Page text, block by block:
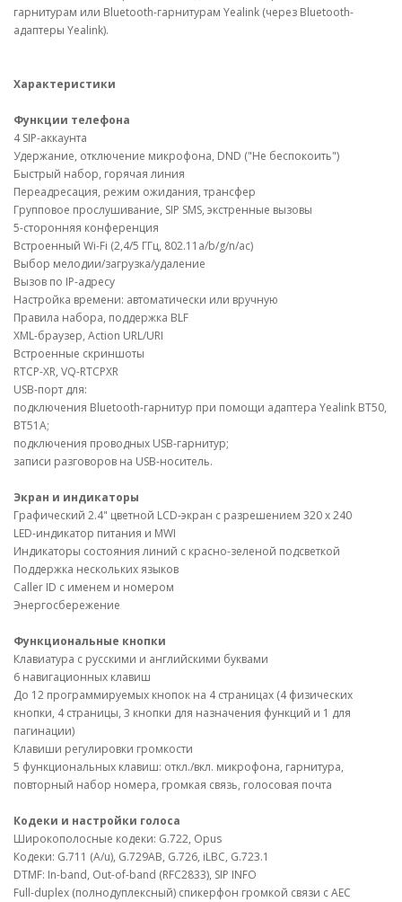
гарнитурам или Bluetooth-гарнитурам Yealink (через Bluetooth-
адаптеры Yealink).
Характеристики
Функции телефона
4 SIP-аккаунта
Удержание, отключение микрофона, DND ("Не беспокоить")
Быстрый набор, горячая линия
Переадресация, режим ожидания, трансфер
Групповое прослушивание, SIP SMS, экстренные вызовы
5-сторонняя конференция
Встроенный Wi-Fi (2,4/5 ГГц, 802.11a/b/g/n/ac)
Выбор мелодии/загрузка/удаление
Вызов по IP-адресу
Настройка времени: автоматически или вручную
Правила набора, поддержка BLF
XML-браузер, Action URL/URI
Встроенные скриншоты
RTCP-XR, VQ-RTCPXR
USB-порт для:
подключения Bluetooth-гарнитур при помощи адаптера Yealink BT50,
BT51A;
подключения проводных USB-гарнитур;
записи разговоров на USB-носитель.
Экран и индикаторы
Графический 2.4" цветной LCD-экран с разрешением 320 х 240
LED-индикатор питания и MWI
Индикаторы состояния линий с красно-зеленой подсветкой
Поддержка нескольких языков
Caller ID с именем и номером
Энергосбережение
Функциональные кнопки
Клавиатура с русскими и английскими буквами
6 навигационных клавиш
До 12 программируемых кнопок на 4 страницах (4 физических
кнопки, 4 страницы, 3 кнопки для назначения функций и 1 для
пагинации)
Клавиши регулировки громкости
5 функциональных клавиш: откл./вкл. микрофона, гарнитура,
повторный набор номера, громкая связь, голосовая почта
Кодеки и настройки голоса
Широкополосные кодеки: G.722, Opus
Кодеки: G.711 (A/u), G.729AB, G.726, iLBC, G.723.1
DTMF: In-band, Out-of-band (RFC2833), SIP INFO
Full-duplex (полнодуплексный) спикерфон громкой связи с AEC